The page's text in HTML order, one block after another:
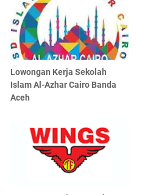
Lowongan Kerja Sekolah
Islam Al-Azhar Cairo Banda
Aceh